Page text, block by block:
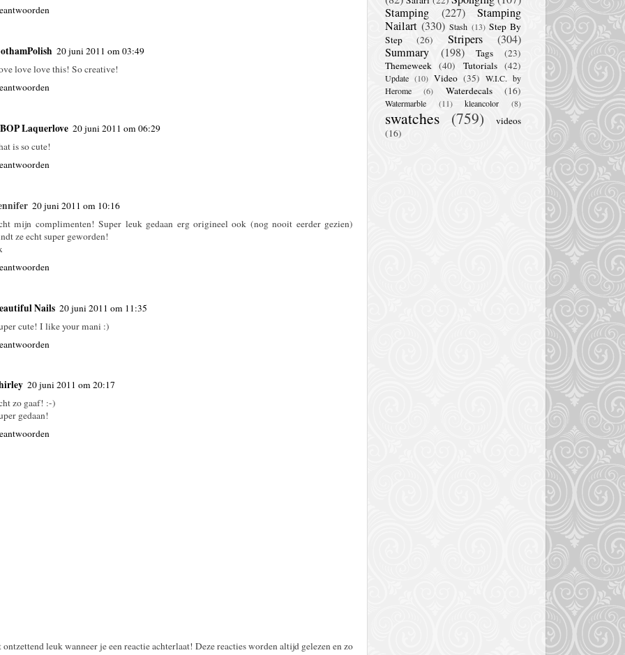
20 juni 2011 om 03:49
love love this! So creative!
Laquerlove 20 juni 2011 om 06:29
is so cute!
20 juni 2011 om 10:16
mijn complimenten! Super leuk gedaan erg origineel ook (nog nooit eerder gezien)
ze echt super geworden!
Nails 20 juni 2011 om 11:35
cute! I like your mani :)
20 juni 2011 om 20:17
zo gaaf! :-)
gedaan!
leuk wanneer je een reactie achterlaat! Deze reacties worden altijd gelezen en zo
Stamping
(227)
Stamping
Nailart (330) Stash (13) Step By
Step
(26) Stripers
(304)
Summary
(198) Tags
(23)
Themeweek (40) Tutorials (42)
Update (10) Video (35) W.I.C. by
Herome
(6) Waterdecals (16)
Watermarble (11) kleancolor (8)
swatches (759)
videos
(16)